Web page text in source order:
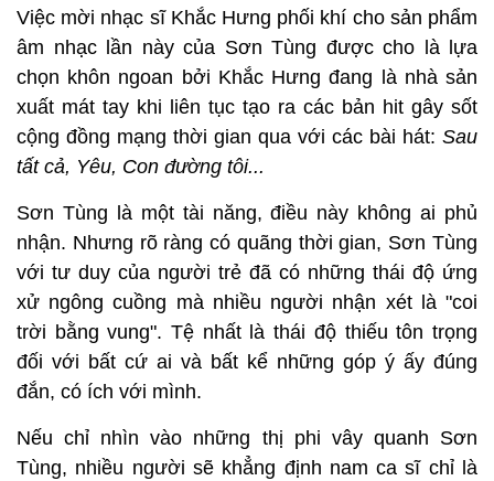
Việc mời nhạc sĩ Khắc Hưng phối khí cho sản phẩm
âm nhạc lần này của Sơn Tùng được cho là lựa
chọn khôn ngoan bởi Khắc Hưng đang là nhà sản
xuất mát tay khi liên tục tạo ra các bản hit gây sốt
cộng đồng mạng thời gian qua với các bài hát: Sau
tất cả, Yêu, Con đường tôi...
Sơn Tùng là một tài năng, điều này không ai phủ
nhận. Nhưng rõ ràng có quãng thời gian, Sơn Tùng
với tư duy của người trẻ đã có những thái độ ứng
xử ngông cuồng mà nhiều người nhận xét là "coi
trời bằng vung". Tệ nhất là thái độ thiếu tôn trọng
đối với bất cứ ai và bất kể những góp ý ấy đúng
đắn, có ích với mình.
Nếu chỉ nhìn vào những thị phi vây quanh Sơn
Tùng, nhiều người sẽ khẳng định nam ca sĩ chỉ là